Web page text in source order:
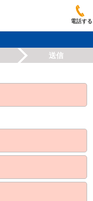
電話する
送信